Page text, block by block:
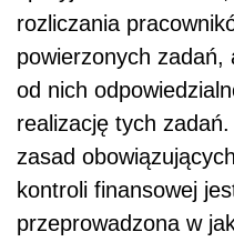
rozliczania
powierzonych zadań,
od nich
realizację tych
zasad
kontroli finansowej
przeprowadzona w